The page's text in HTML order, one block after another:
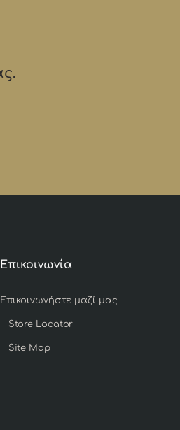
Επικοινωνία
Επικοινωνήστε μαζί μας
Store Locator
Site Map